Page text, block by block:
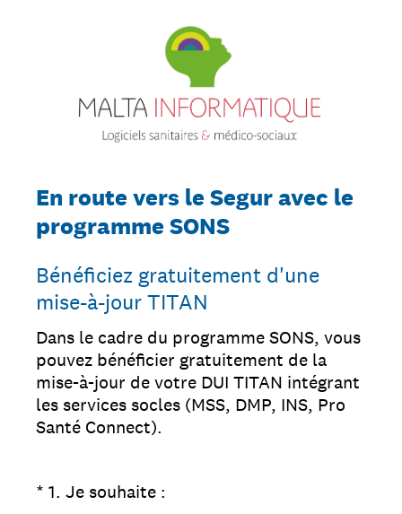
En route vers le Segur avec le
programme SONS
Bénéficiez gratuitement d'une
mise-à-jour TITAN
Dans le cadre du programme SONS, vous
pouvez bénéficier gratuitement de la
mise-à-jour de votre DUI TITAN intégrant
les services socles (MSS, DMP, INS, Pro
Santé Connect).
* 1. Je souhaite :
(Obligatoire)